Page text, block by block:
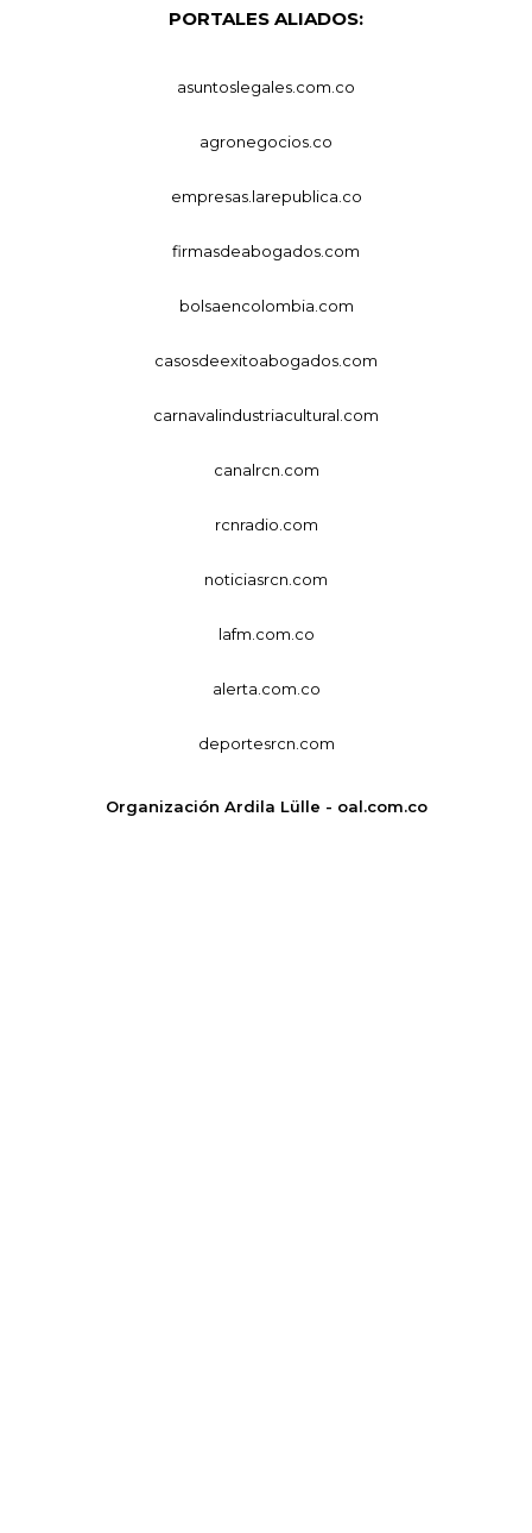
PORTALES ALIADOS:
asuntoslegales.com.co
agronegocios.co
empresas.larepublica.co
firmasdeabogados.com
bolsaencolombia.com
casosdeexitoabogados.com
carnavalindustriacultural.com
canalrcn.com
rcnradio.com
noticiasrcn.com
lafm.com.co
alerta.com.co
deportesrcn.com
Organización Ardila Lülle - oal.com.co